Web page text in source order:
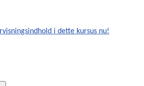
i dette kursus nu!